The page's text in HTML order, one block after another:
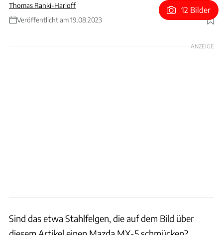
Thomas Ranki-Harloff
Veröffentlicht am 19.08.2023
Foto: Enkei Corporation
12 Bilder
ANZEIGE
Sind das etwa Stahlfelgen, die auf dem Bild über